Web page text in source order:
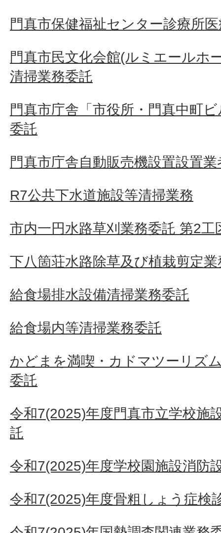
門真市保健福祉センター診療所
門真市民文化会館(ルミエールホ
清掃業務委託
門真市庁舎「市役所・門真中町
委託
門真市庁舎自動販売機設置設置
R7公共下水道施設等清掃業務
市内一円水路草刈業務委託 第2工
下八箇荘水路除草及び植栽剪定
給食場排水設備清掃業務委託
給食場内等清掃業務委託
かどまを満喫・カドマツーリズ
委託
令和7(2025)年度門真市立学校施
託
令和7(2025)年度学校園施設消防
令和7(2025)年度骨粗しょう症検